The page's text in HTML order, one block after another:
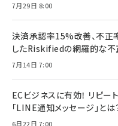
7月29日 8:00
決済承認率15%改善、不正
したRiskifiedの網羅的な不
7月14日 7:00
ECビジネスに有効！ リピ
「LINE通知メッセージ」とは
6月22日 7:00